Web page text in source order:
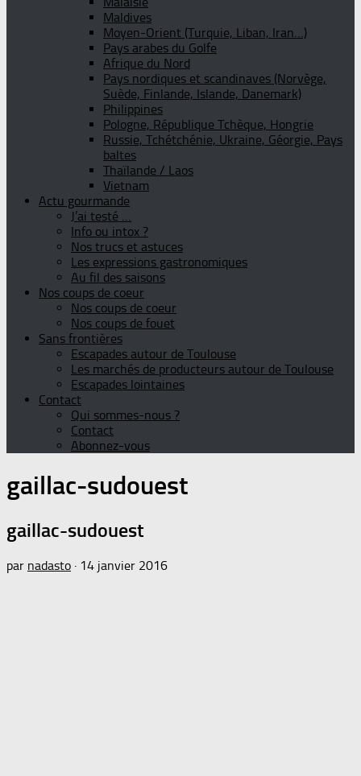
Maldives
Moyen-Orient (Turquie, Liban, Iran…)
Pays arabes du Golfe
Afrique du Nord
Pays nordiques et scandinaves (Norvège,
Suède, Finlande, Islande, Danemark)
Philippines
Pologne, République Tchèque, Hongrie
Russie, Tchétchénie, Ukraine, Géorgie, Pays
baltes
Thaïlande / Laos
Vietnam
Actu gourmande
J’ai testé …
Info ou intox ?
Nos trucs et astuces
Les expressions gastronomiques
Au fil des saisons
Nos coups de coeur
Nos coups de coeur
Nos coups de fouet
Sans frontières
Escapades autour de Toulouse
Les marchés de producteurs autour de Toulouse
Escapades lointaines
Contact
Qui sommes-nous ?
Contact
Abonnez-vous
gaillac-sudouest
gaillac-sudouest
par nadasto · 14 janvier 2016